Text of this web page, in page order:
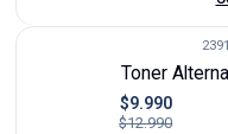
Toner
$9.990
$12.990